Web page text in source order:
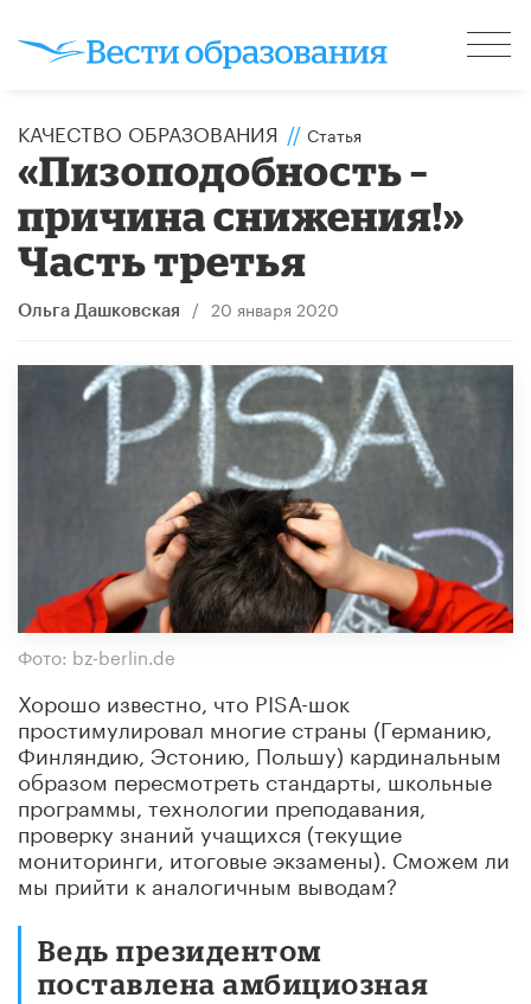
КАЧЕСТВО ОБРАЗОВАНИЯ // Статья
«Пизоподобность –
причина снижения!»
Часть третья
Ольга Дашковская / 20 января 2020
Фото: bz-berlin.de
Хорошо известно, что PISA-шок
простимулировал многие страны (Германию,
Финляндию, Эстонию, Польшу) кардинальным
образом пересмотреть стандарты, школьные
программы, технологии преподавания,
проверку знаний учащихся (текущие
мониторинги, итоговые экзамены). Сможем ли
мы прийти к аналогичным выводам?
Ведь президентом
поставлена амбициозная